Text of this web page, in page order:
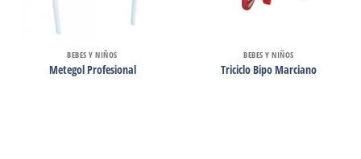
BEBES Y NIÑOS
Metegol Profesional
BEBES Y NIÑOS
Triciclo Bipo Marciano